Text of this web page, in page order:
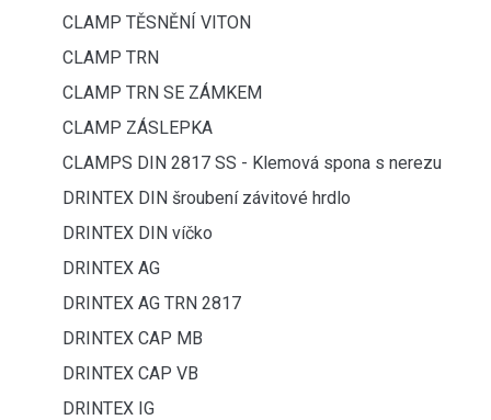
CLAMP TĚSNĚNÍ VITON
CLAMP TRN
CLAMP TRN SE ZÁMKEM
CLAMP ZÁSLEPKA
CLAMPS DIN 2817 SS - Klemová spona s nerezu
DRINTEX DIN šroubení závitové hrdlo
DRINTEX DIN víčko
DRINTEX AG
DRINTEX AG TRN 2817
DRINTEX CAP MB
DRINTEX CAP VB
DRINTEX IG